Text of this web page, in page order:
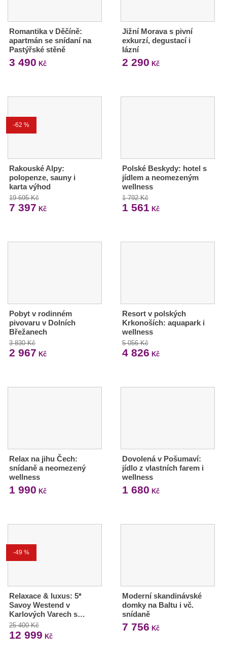
Romantika v Děčíně:
apartmán se snídaní na
Pastýřské stěně
3 490 Kč
Jižní Morava s pivní
exkurzí, degustací i
lázní
2 290 Kč
-62 %
Rakouské Alpy:
polopenze, sauny i
karta výhod
19 695 Kč
7 397 Kč
Polské Beskydy: hotel s
jídlem a neomezeným
wellness
1 792 Kč
1 561 Kč
Pobyt v rodinném
pivovaru v Dolních
Břežanech
3 830 Kč
2 967 Kč
Resort v polských
Krkonoších: aquapark i
wellness
5 056 Kč
4 826 Kč
Relax na jihu Čech:
snídaně a neomezený
wellness
1 990 Kč
Dovolená v Pošumaví:
jídlo z vlastních farem i
wellness
1 680 Kč
-49 %
Relaxace & luxus: 5*
Savoy Westend v
Karlových Varech s…
25 400 Kč
12 999 Kč
Moderní skandinávské
domky na Baltu i vč.
snídaně
7 756 Kč